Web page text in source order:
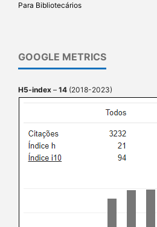
Para Bibliotecários
GOOGLE METRICS
H5-index – 14 (2018-2023)